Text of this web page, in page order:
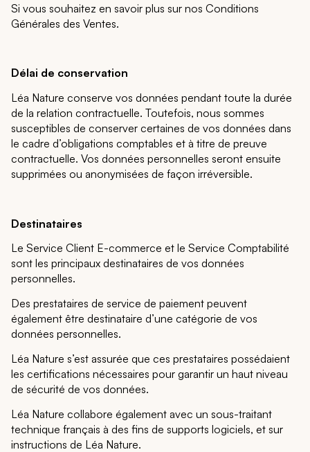
Si vous souhaitez en savoir plus sur nos Conditions
Générales des Ventes.
Délai de conservation
Léa Nature conserve vos données pendant toute la durée
de la relation contractuelle. Toutefois, nous sommes
susceptibles de conserver certaines de vos données dans
le cadre d’obligations comptables et à titre de preuve
contractuelle. Vos données personnelles seront ensuite
supprimées ou anonymisées de façon irréversible.
Destinataires
Le Service Client E-commerce et le Service Comptabilité
sont les principaux destinataires de vos données
personnelles.
Des prestataires de service de paiement peuvent
également être destinataire d’une catégorie de vos
données personnelles.
Léa Nature s’est assurée que ces prestataires possédaient
les certifications nécessaires pour garantir un haut niveau
de sécurité de vos données.
Léa Nature collabore également avec un sous-traitant
technique français à des fins de supports logiciels, et sur
instructions de Léa Nature.